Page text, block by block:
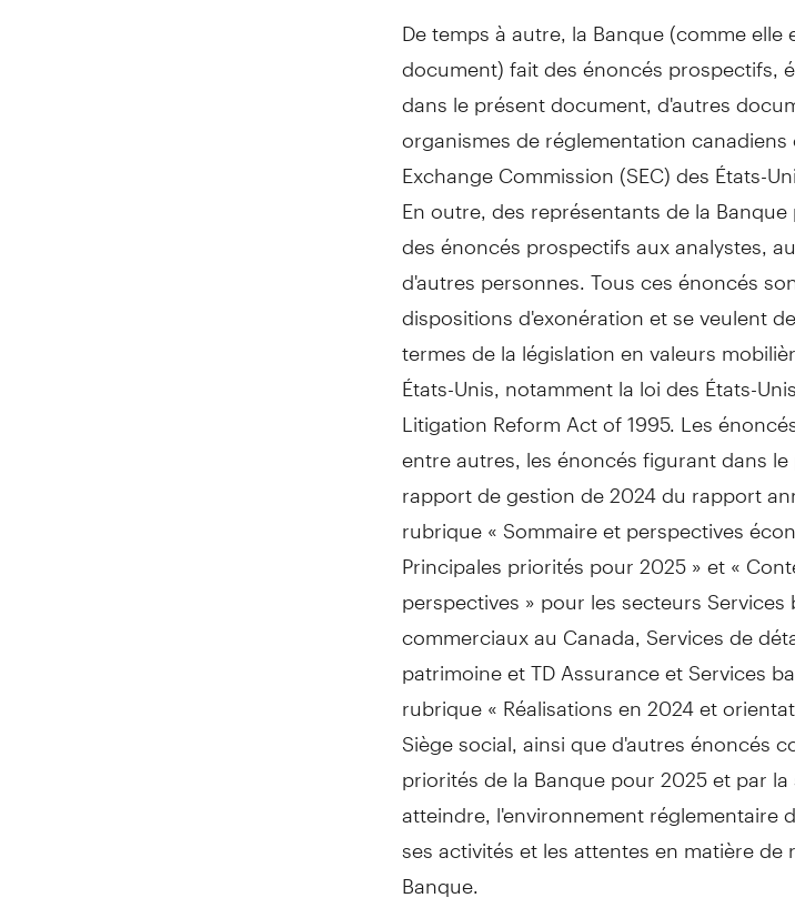
De temps à autre, la Banque (comme
document) fait des énoncés prospectifs,
dans le présent document, d'autres
organismes de réglementation
Exchange Commission (SEC) des États-
En outre, des représentants de la
des énoncés prospectifs aux analystes,
d'autres personnes. Tous ces énoncés
dispositions d'exonération et se veulent
termes de la législation en valeurs
États-Unis, notamment la loi des États-
Litigation Reform Act of 1995. Les
entre autres, les énoncés figurant dans
rapport de gestion de 2024 du rapport
rubrique « Sommaire et perspectives
Principales priorités pour 2025 » et «
perspectives » pour les secteurs
commerciaux au Canada , Services de
patrimoine et TD Assurance et Services
rubrique « Réalisations en2024 et
Siège social, ainsi que d'autres énoncés
priorités de la Banque pour2025 etpar
atteindre, l'environnement réglementaire
ses activités et les attentes en matière
Banque.